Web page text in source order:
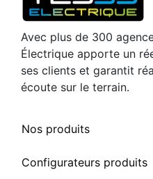
Avec plus de 300
Électrique apporte un
ses clients et garantit
écoute sur le terrain.
Nos produits
Configurateurs produits